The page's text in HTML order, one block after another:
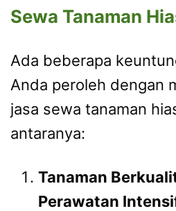
Sewa Tanaman
Ada beberapa
Anda peroleh dengan
jasa sewa tanaman
antaranya:
Tanaman
Perawatan